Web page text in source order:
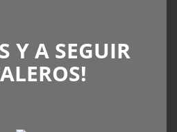
Y A SEGUIR